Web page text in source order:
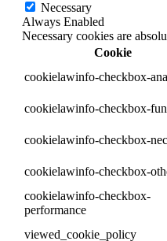
Necessary
Always Enabled
Necessary cookies are
Cookie
cookielawinfo-checkbox-
cookielawinfo-checkbox-
cookielawinfo-checkbox-
cookielawinfo-checkbox-
cookielawinfo-checkbox-
performance
viewed_cookie_policy